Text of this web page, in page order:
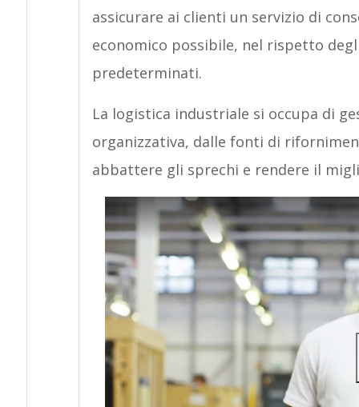
assicurare ai clienti un servizio di
economico possibile, nel rispetto
predeterminati.
La logistica industriale si occupa di
organizzativa, dalle fonti di
abbattere gli sprechi e rendere il